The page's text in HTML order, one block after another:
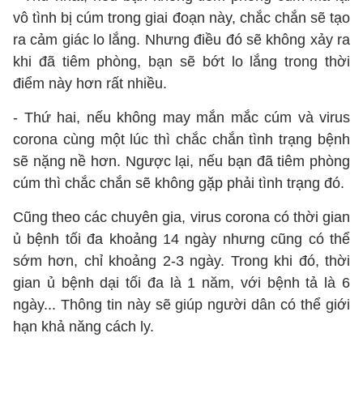
vô tình bị cúm trong giai đoạn này, chắc chắn sẽ tạo
ra cảm giác lo lắng. Nhưng điều đó sẽ không xảy ra
khi đã tiêm phòng, bạn sẽ bớt lo lắng trong thời
điểm này hơn rất nhiều.
- Thứ hai, nếu không may mắn mắc cúm và virus
corona cùng một lúc thì chắc chắn tình trạng bệnh
sẽ nặng nề hơn. Ngược lại, nếu bạn đã tiêm phòng
cúm thì chắc chắn sẽ không gặp phải tình trạng đó.
Cũng theo các chuyên gia, virus corona có thời gian
ủ bệnh tối đa khoảng 14 ngày nhưng cũng có thể
sớm hơn, chỉ khoảng 2-3 ngày. Trong khi đó, thời
gian ủ bệnh dại tối đa là 1 năm, với bệnh tả là 6
ngày... Thông tin này sẽ giúp người dân có thể giới
hạn khả năng cách ly.